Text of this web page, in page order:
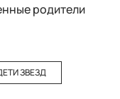
родители
ЗВЕЗД